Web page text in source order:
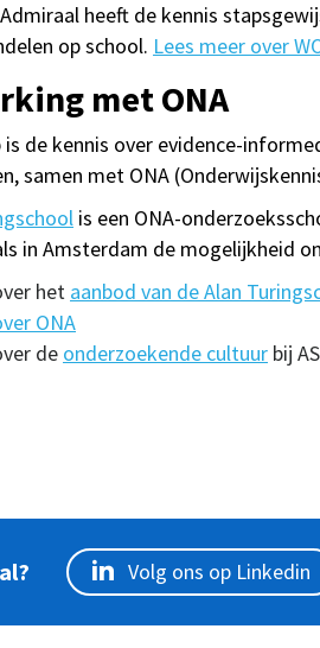
heeft de kennis
op school. Lees meer over
met ONA
is de kennis over evidence-
samen met ONA
is een ONA-
in Amsterdam de mogelijkheid
het aanbod van de Alan
ONA
de onderzoekende cultuur bij
Volg ons op Linkedin